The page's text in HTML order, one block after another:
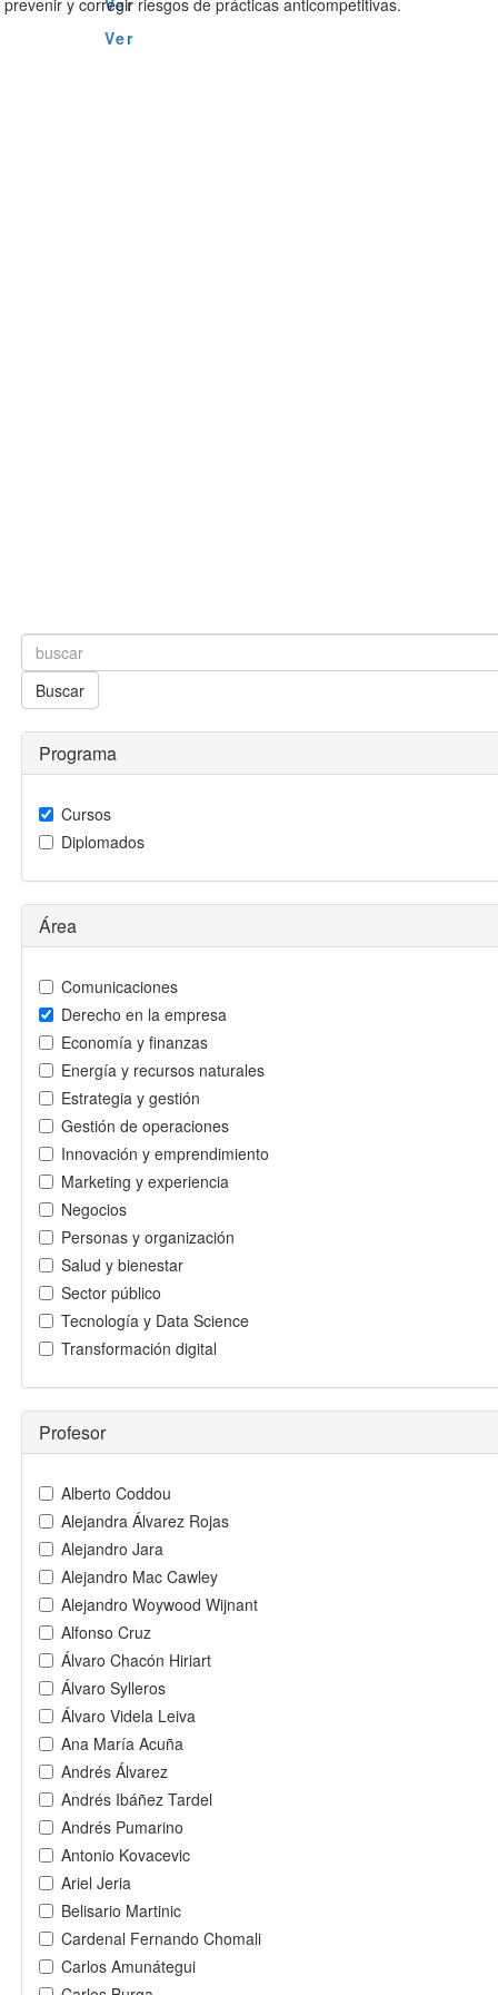
Ver
Ver
Buscar
Programa
Cursos
Diplomados
Área
Comunicaciones
Derecho en la empresa
Economía y finanzas
Energía y recursos naturales
Estrategia y gestión
Gestión de operaciones
Innovación y emprendimiento
Marketing y experiencia
Negocios
Personas y organización
Salud y bienestar
Sector público
Tecnología y Data Science
Transformación digital
Profesor
Alberto Coddou
Alejandra Álvarez Rojas
Alejandro Jara
Alejandro Mac Cawley
Alejandro Woywood Wijnant
Alfonso Cruz
Álvaro Chacón Hiriart
Álvaro Sylleros
Álvaro Videla Leiva
Ana María Acuña
Andrés Álvarez
Andrés Ibáñez Tardel
Andrés Pumarino
Antonio Kovacevic
Ariel Jeria
Belisario Martinic
Cardenal Fernando Chomali
Carlos Amunátegui